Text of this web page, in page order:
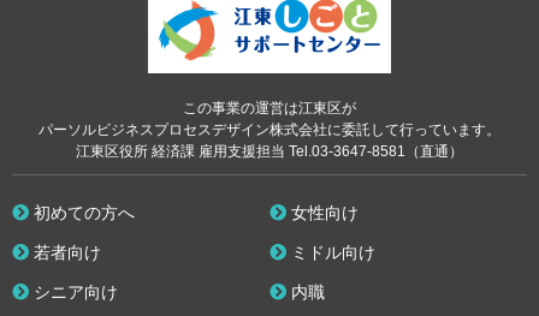
この事業の運営は江東区が
パーソルビジネスプロセスデザイン株式会社に委託して行っています。
江東区役所 経済課 雇用支援担当 Tel.03-3647-8581（直通）
初めての方へ 女性向け
若者向け ミドル向け
シニア向け 内職